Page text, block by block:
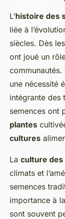
L’histoire des
liée à
siècles. Dès
ont joué un
communautés.
une nécessité
intégrante des
semences ont
plantes
cultures
La culture des
climats et
semences
importance à
sont souvent